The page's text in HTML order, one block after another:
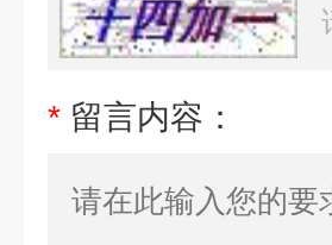
* 留言内容：